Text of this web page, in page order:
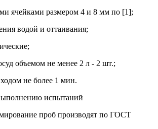
ячейками размером 4 и 8 мм по [1];
водой и оттаивания;
объемом не менее 2 л - 2 шт.;
не более 1 мин.
испытаний
проб производят по ГОСТ